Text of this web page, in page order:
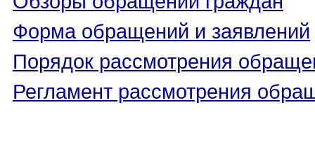
Форма обращений и заявлений
Порядок рассмотрения
Регламент рассмотрения